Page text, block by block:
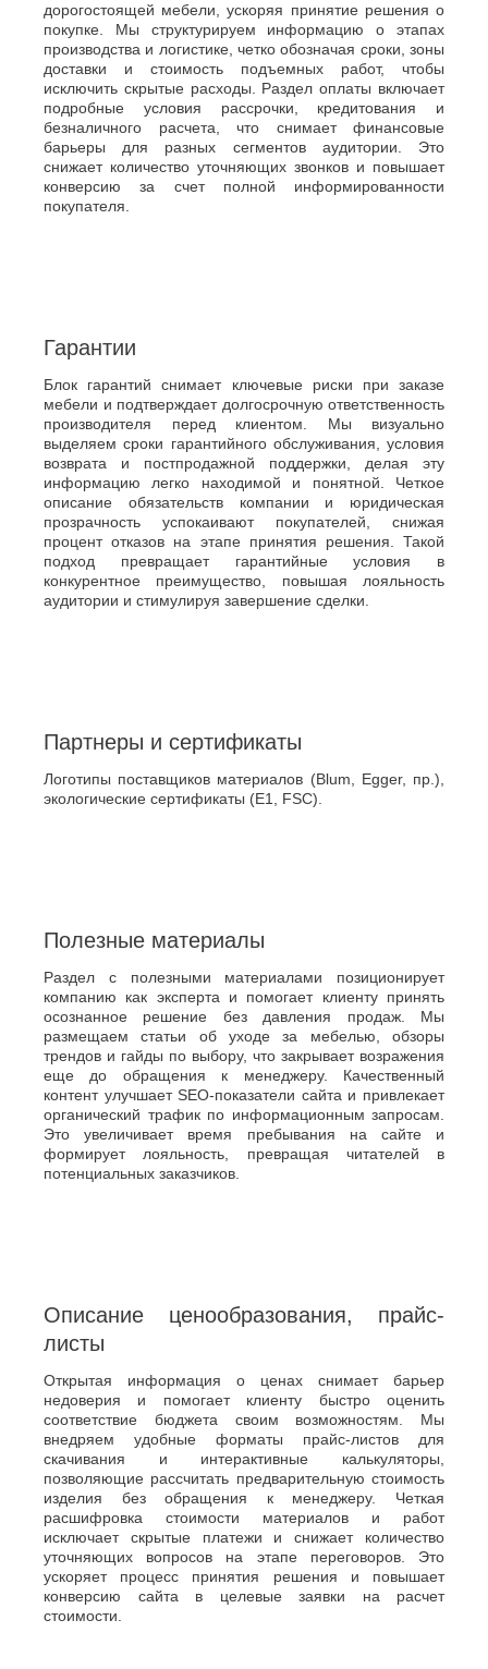
дорогостоящей мебели, ускоряя принятие решения о
покупке. Мы структурируем информацию о этапах
производства и логистике, четко обозначая сроки, зоны
доставки и стоимость подъемных работ, чтобы
исключить скрытые расходы. Раздел оплаты включает
подробные условия рассрочки, кредитования и
безналичного расчета, что снимает финансовые
барьеры для разных сегментов аудитории. Это
снижает количество уточняющих звонков и повышает
конверсию за счет полной информированности
покупателя.
Гарантии
Блок гарантий снимает ключевые риски при заказе
мебели и подтверждает долгосрочную ответственность
производителя перед клиентом. Мы визуально
выделяем сроки гарантийного обслуживания, условия
возврата и постпродажной поддержки, делая эту
информацию легко находимой и понятной. Четкое
описание обязательств компании и юридическая
прозрачность успокаивают покупателей, снижая
процент отказов на этапе принятия решения. Такой
подход превращает гарантийные условия в
конкурентное преимущество, повышая лояльность
аудитории и стимулируя завершение сделки.
Партнеры и сертификаты
Логотипы поставщиков материалов (Blum, Egger, пр.),
экологические сертификаты (E1, FSC).
Полезные материалы
Раздел с полезными материалами позиционирует
компанию как эксперта и помогает клиенту принять
осознанное решение без давления продаж. Мы
размещаем статьи об уходе за мебелью, обзоры
трендов и гайды по выбору, что закрывает возражения
еще до обращения к менеджеру. Качественный
контент улучшает SEO-показатели сайта и привлекает
органический трафик по информационным запросам.
Это увеличивает время пребывания на сайте и
формирует лояльность, превращая читателей в
потенциальных заказчиков.
Описание ценообразования, прайс-
листы
Открытая информация о ценах снимает барьер
недоверия и помогает клиенту быстро оценить
соответствие бюджета своим возможностям. Мы
внедряем удобные форматы прайс-листов для
скачивания и интерактивные калькуляторы,
позволяющие рассчитать предварительную стоимость
изделия без обращения к менеджеру. Четкая
расшифровка стоимости материалов и работ
исключает скрытые платежи и снижает количество
уточняющих вопросов на этапе переговоров. Это
ускоряет процесс принятия решения и повышает
конверсию сайта в целевые заявки на расчет
стоимости.